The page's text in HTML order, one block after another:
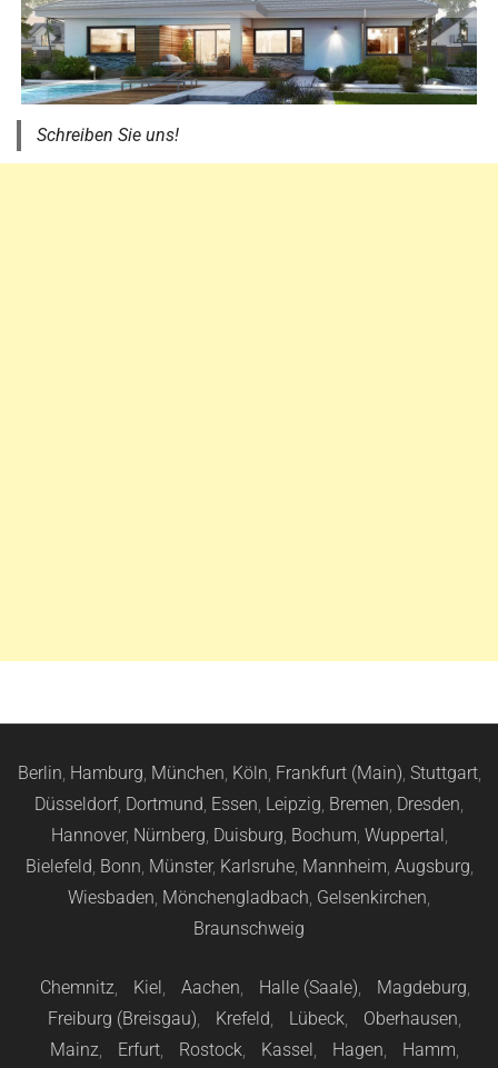
Schreiben Sie uns!
Berlin, Hamburg, München, Köln, Frankfurt (Main), Stuttgart,
Düsseldorf, Dortmund, Essen, Leipzig, Bremen, Dresden,
Hannover, Nürnberg, Duisburg, Bochum, Wuppertal,
Bielefeld, Bonn, Münster, Karlsruhe, Mannheim, Augsburg,
Wiesbaden, Mönchengladbach, Gelsenkirchen,
Braunschweig
Chemnitz, Kiel, Aachen, Halle (Saale), Magdeburg,
Freiburg (Breisgau), Krefeld, Lübeck, Oberhausen,
Mainz, Erfurt, Rostock, Kassel, Hagen, Hamm,